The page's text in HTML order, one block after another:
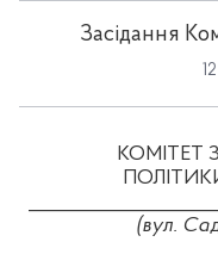
Засідання
КОМІТЕТ
(вул.